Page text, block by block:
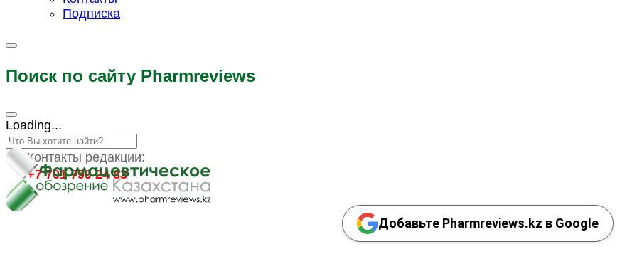
Подписка
Поиск по сайту Pharmreviews
Loading...
Контакты редакции:
+7 701 799 24 83
Добавьте Pharmreviews.kz в Google